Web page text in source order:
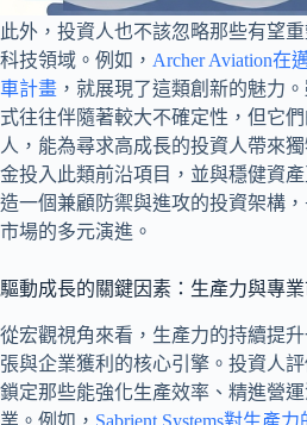
此外，投資人也不該忽略那些有望
科技領域。例如， Archer Aviation在
車計畫 ，就展現了這類創新的魅力
式往往伴隨著較大不確定性，但它
人，能為尋求高成長的投資人帶來
金投入此類前沿項目，並與穩健資
造一個兼顧防禦與進攻的投資架構
市場的多元演進。
驅動成長的關鍵因素：生產力與專
從宏觀視角來看，生產力的持續提
張與企業獲利的核心引擎。投資人
鎖定那些能強化生產效率、精進營
業。例如， Sabrient Systems對生產